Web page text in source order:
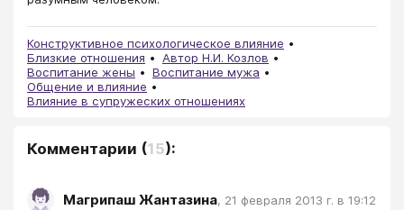
Конструктивное психологическое влияние
Близкие отношения
Автор Н.И. Козлов
Воспитание жены
Воспитание мужа
Общение и влияние
Влияние в супружеских отношениях
Комментарии (15):
Магрипаш Жантазина, 21 февраля 2013 г. в 19:12